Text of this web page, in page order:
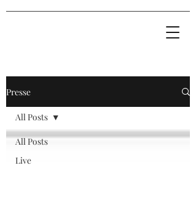
Presse
All Posts
Live
All Posts